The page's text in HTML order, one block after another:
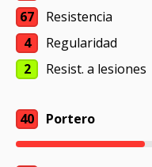
67
Resistencia
4
Regularidad
2
Resist. a lesiones
40 Portero